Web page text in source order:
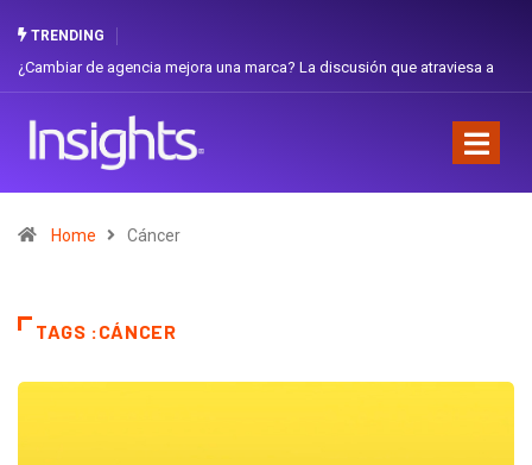
TRENDING
mejora una marca? La discusión que atraviesa a
Gabriela Herrera
Home Cáncer
TAGS :CÁNCER